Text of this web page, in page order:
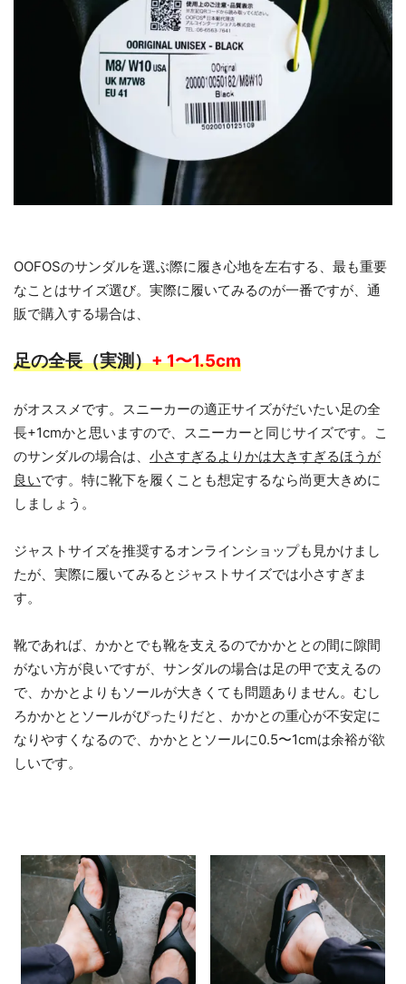
OOFOSのサンダルを選ぶ際に履き心地を左右する、最も重要
なことはサイズ選び。実際に履いてみるのが一番ですが、通
販で購入する場合は、
足の全長（実測）+ 1〜1.5cm
がオススメです。スニーカーの適正サイズがだいたい足の全
長+1cmかと思いますので、スニーカーと同じサイズです。こ
のサンダルの場合は、 小さすぎるよりかは大きすぎるほうが
良いです。特に靴下を履くことも想定するなら尚更大きめに
しましょう。
ジャストサイズを推奨するオンラインショップも見かけまし
たが、実際に履いてみるとジャストサイズでは小さすぎま
す。
靴であれば、かかとでも靴を支えるのでかかととの間に隙間
がない方が良いですが、サンダルの場合は足の甲で支えるの
で、かかとよりもソールが大きくても問題ありません。むし
ろかかととソールがぴったりだと、かかとの重心が不安定に
なりやすくなるので、かかととソールに0.5〜1cmは余裕が欲
しいです。